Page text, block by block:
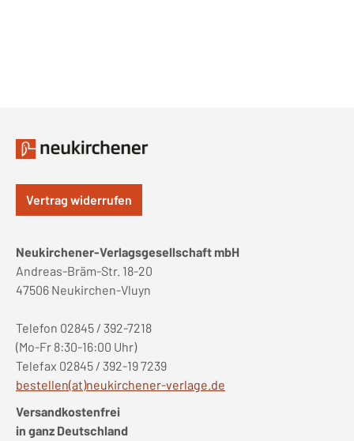
Vertrag widerrufen
Neukirchener-Verlagsgesellschaft mbH
Andreas-Bräm-Str. 18-20
47506 Neukirchen-Vluyn
Telefon 02845 / 392-7218
(Mo-Fr 8:30-16:00 Uhr)
Telefax 02845 / 392-19 7239
bestellen(at)neukirchener-verlage.de
Versandkostenfrei
in ganz Deutschland